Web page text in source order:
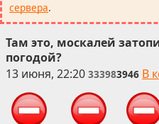
сервера.
Там это, москалей
погодой?
13 июня, 22:20 333983946 В